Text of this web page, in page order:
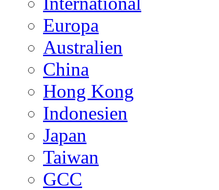
Europa
Australien
China
Hong Kong
Indonesien
Japan
Taiwan
GCC